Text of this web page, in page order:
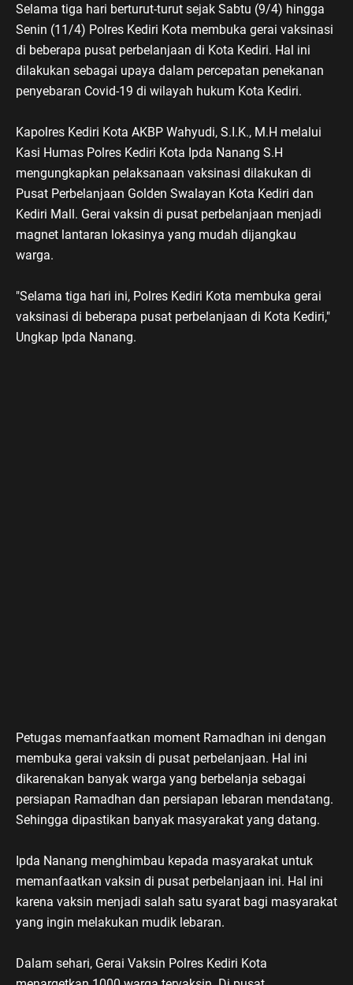
Selama tiga hari berturut-turut sejak Sabtu (9/4) hingga
Senin (11/4) Polres Kediri Kota membuka gerai vaksinasi
di beberapa pusat perbelanjaan di Kota Kediri. Hal ini
dilakukan sebagai upaya dalam percepatan penekanan
penyebaran Covid-19 di wilayah hukum Kota Kediri.
Kapolres Kediri Kota AKBP Wahyudi, S.I.K., M.H melalui
Kasi Humas Polres Kediri Kota Ipda Nanang S.H
mengungkapkan pelaksanaan vaksinasi dilakukan di
Pusat Perbelanjaan Golden Swalayan Kota Kediri dan
Kediri Mall. Gerai vaksin di pusat perbelanjaan menjadi
magnet lantaran lokasinya yang mudah dijangkau
warga.
"Selama tiga hari ini, Polres Kediri Kota membuka gerai
vaksinasi di beberapa pusat perbelanjaan di Kota Kediri,"
Ungkap Ipda Nanang.
Petugas memanfaatkan moment Ramadhan ini dengan
membuka gerai vaksin di pusat perbelanjaan. Hal ini
dikarenakan banyak warga yang berbelanja sebagai
persiapan Ramadhan dan persiapan lebaran mendatang.
Sehingga dipastikan banyak masyarakat yang datang.
Ipda Nanang menghimbau kepada masyarakat untuk
memanfaatkan vaksin di pusat perbelanjaan ini. Hal ini
karena vaksin menjadi salah satu syarat bagi masyarakat
yang ingin melakukan mudik lebaran.
Dalam sehari, Gerai Vaksin Polres Kediri Kota